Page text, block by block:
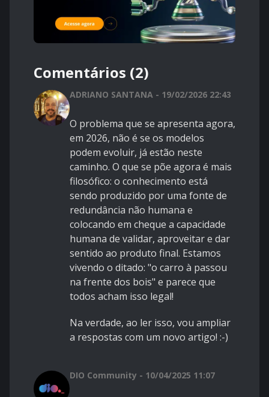
Comentários (2)
ADRIANO SANTANA - 19/02/2026 22:43
O problema que se apresenta agora,
em 2026, não é se os modelos
podem evoluir, já estão neste
caminho. O que se põe agora é mais
filosófico: o conhecimento está
sendo produzido por uma fonte de
redundância não humana e
colocando em cheque a capacidade
humana de validar, aproveitar e dar
sentido ao produto final. Estamos
vivendo o ditado: "o carro à passou
na frente dos bois" e parece que
todos acham isso legal!
Na verdade, ao ler isso, vou ampliar
a respostas com um novo artigo! :-)
DIO Community - 10/04/2025 11:07